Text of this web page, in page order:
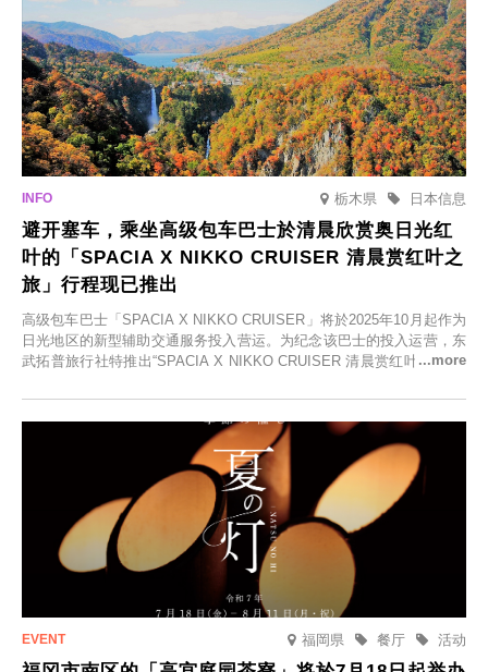
栃木県 日本信息
避开塞车，乘坐高级包车巴士於清晨欣赏奥日光红
叶的「SPACIA X NIKKO CRUISER 清晨赏红叶之
旅」行程现已推出
高级包车巴士「SPACIA X NIKKO CRUISER」将於2025年10月起作为
日光地区的新型辅助交通服务投入营运。为纪念该巴士的投入运营，东
武拓普旅行社特推出“SPACIA X NIKKO CRUISER 清晨赏红叶之旅”，
福岡県 活动
餐厅